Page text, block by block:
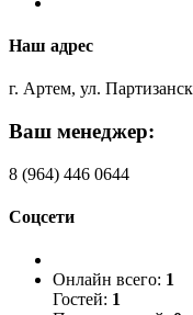
Наш адрес
г. Артем, ул.
Ваш менеджер:
8 (964) 446 0644
Соцсети
Онлайн всего: 1
Гостей: 1